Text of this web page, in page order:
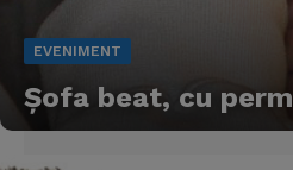
EVENIMENT
Şofa beat, cu